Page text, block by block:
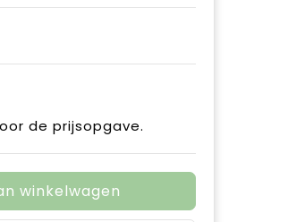
de prijsopgave.
winkelwagen